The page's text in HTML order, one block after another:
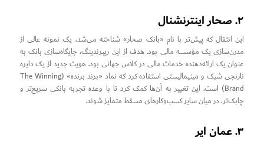
۲. صحار اینترنشنال
این انتقال که پیش‌تر با نام «بانک صحار» شناخته می‌شد، یک نمونه عالی از
مدرن‌سازی یک مؤسسه مالی بود. هدف از این ریبرندینگ، جایگاه‌سازی بانک به
عنوان یک ارائه‌دهنده خدمات مالی در کلاس جهانی بود. هویت جدید از یک دایره
نارنجی شیک و مینیمالیستی استفاده کرد که نماد «برند برنده» (The Winning
Brand) است. این تغییر به آن‌ها کمک کرد تا با وعده تجربه بانکی سریع‌تر و
چابک‌تر، در میان سایر کسب‌وکارهای مسقط متمایز شوند.
۳. عمان ایر